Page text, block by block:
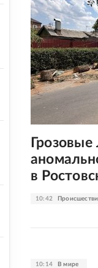
10:42
Грозовые
в
10:14 В мире